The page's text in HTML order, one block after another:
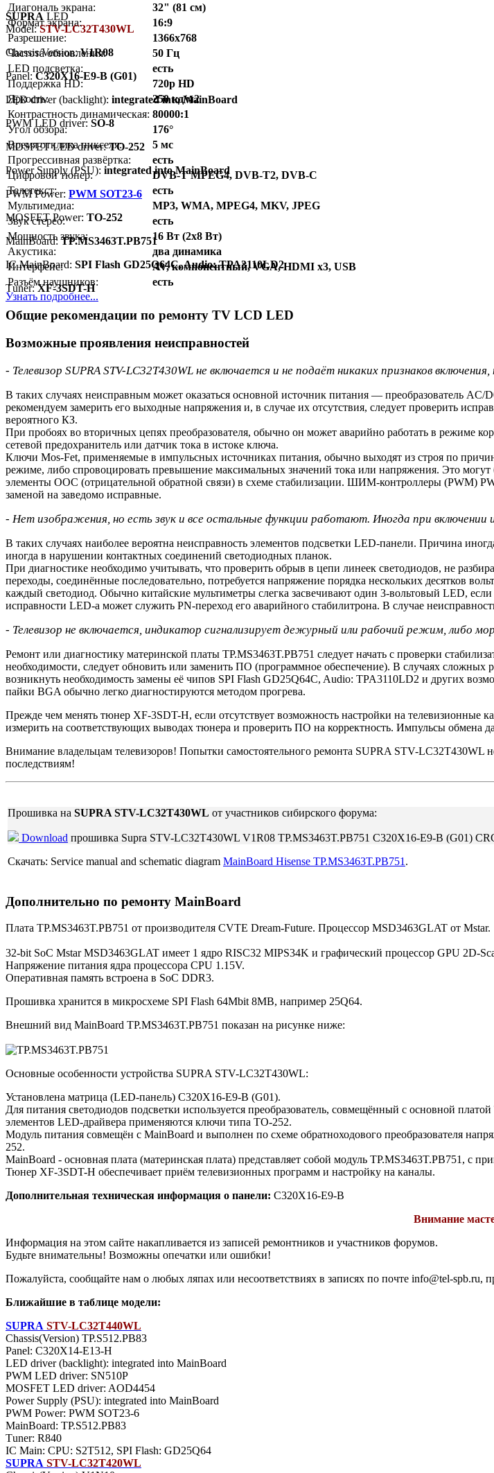
Диагональ экрана:
32" (81 см)
Формат экрана:
16:9
Разрешение:
1366x768
Частота обновления:
50 Гц
LED подсветка:
есть
Поддержка HD:
720p HD
Яркость:
250 кд/м2
Контрастность динамическая: 80000:1
Угол обзора:
176°
Время отклика пикселя:
5 мс
Прогрессивная развёртка:
есть
Цифровой тюнер:
DVB-T MPEG4, DVB-T2, DVB-C
Телетекст:
есть
Мультимедиа:
MP3, WMA, MPEG4, MKV, JPEG
Звук стерео:
есть
Мощность звука:
16 Вт (2x8 Вт)
Акустика:
два динамика
Интерфейс:
AV, компонентный, VGA, HDMI x3, USB
Разъём наушников:
есть
Узнать подробнее...
SUPRA LED
Model:STV-LC32T430WL
Chassis/Version:V1R08
Panel:C320X16-E9-B (G01)
LED driver (backlight): integrated into MainBoard
PWM LED driver: SO-8
MOSFET LED driver:TO-252
Power Supply (PSU): integrated into MainBoard
PWM Power: PWM SOT23-6
MOSFET Power: TO-252
MainBoard:TP.MS3463T.PB751
IC MainBoard: SPI Flash GD25Q64C, Audio: TPA3110LD2
Тuner:XF-3SDT-H
Общие рекомендации по ремонту TV LCD LED
Возможные проявления неисправностей
- Телевизор SUPRA STV-LC32T430WL не включается и не подаёт никаких признаков
В таких случаях неисправным может оказаться основной источник питания — преобразователь
рекомендуем замерить его выходные напряжения и, в случае их отсутствия, следует проверить
вероятного КЗ.
При пробоях во вторичных цепях преобразователя, обычно он может аварийно работать в режиме
сетевой предохранитель или датчик тока в истоке ключа.
Ключи Mos-Fet, применяемые в импульсных источниках питания, обычно выходят из строя по
режиме, либо спровоцировать превышение максимальных значений тока или напряжения. Это
элементы ООС (отрицательной обратной связи) в схеме стабилизации. ШИМ-контроллеры (PWM)
заменой на заведомо исправные.
- Нет изображения, но есть звук и все остальные функции работают. Иногда при включении
В таких случаях наиболее вероятна неисправность элементов подсветки LED-панели. Причина
иногда в нарушении контактных соединений светодиодных планок.
При диагностике необходимо учитывать, что проверить обрыв в цепи линеек светодиодов, не
переходы, соединённые последовательно, потребуется напряжение порядка нескольких десятков
каждый светодиод. Обычно китайские мультиметры слегка засвечивают один 3-вольтовый LED,
исправности LED-а может служить PN-переход его аварийного стабилитрона. В случае
- Телевизор не включается, индикатор сигнализирует дежурный или рабочий режим, либо
Ремонт или диагностику материнской платы TP.MS3463T.PB751 следует начать с проверки
необходимости, следует обновить или заменить ПО (программное обеспечение). В случаях
возникнуть необходимость замены её чипов SPI Flash GD25Q64C, Audio: TPA3110LD2 и других
пайки BGA обычно легко диагностируются методом прогрева.
Прежде чем менять тюнер XF-3SDT-H, если отсутствует возможность настройки на
измерить на соответствующих выводах тюнера и проверить ПО на корректность. Импульсы
Внимание владельцам телевизоров! Попытки самостоятельного ремонта SUPRA STV-LC32T430WL
последствиям!
Прошивка на SUPRA STV-LC32T430WL от участников сибирского форума:
Download прошивка Supra STV-LC32T430WL V1R08 TP.MS3463T.PB751 C320X16-E9-B (G01)
Скачать: Service manual and schematic diagram MainBoard Hisense TP.MS3463T.PB751 .
Дополнительно по ремонту MainBoard
Плата TP.MS3463T.PB751 от производителя CVTE Dream-Future. Процессор MSD3463GLAT от Mstar.
32-bit SoC Mstar MSD3463GLAT имеет 1 ядро RISC32 MIPS34K и графический процессор GPU 2D-
Напряжение питания ядра процессора CPU 1.15V.
Оперативная память встроена в SoC DDR3.
Прошивка хранится в микросхеме SPI Flash 64Mbit 8MB, например 25Q64.
Внешний вид MainBoard TP.MS3463T.PB751 показан на рисунке ниже:
Основные особенности устройства SUPRA STV-LC32T430WL:
Установлена матрица (LED-панель) C320X16-E9-B (G01).
Для питания светодиодов подсветки используется преобразователь, совмещённый с основной
элементов LED-драйвера применяются ключи типа TO-252.
Модуль питания совмещён с MainBoard и выполнен по схеме обратноходового преобразователя
252.
MainBoard - основная плата (материнская плата) представляет собой модуль TP.MS3463T.PB751, с
Тюнер XF-3SDT-H обеспечивает приём телевизионных программ и настройку на каналы.
Дополнительная техническая информация о панели: C320X16-E9-B
Внимание
Информация на этом сайте накапливается из записей ремонтников и участников форумов.
Будьте внимательны! Возможны опечатки или ошибки!
Пожалуйста, сообщайте нам о любых ляпах или несоответствиях в записях по почте info@tel-
Ближайшие в таблице модели:
SUPRA STV-LC32T440WL
Chassis(Version) TP.S512.PB83
Panel: C320X14-E13-H
LED driver (backlight): integrated into MainBoard
PWM LED driver: SN510P
MOSFET LED driver: AOD4454
Power Supply (PSU): integrated into MainBoard
PWM Power: PWM SOT23-6
MainBoard: TP.S512.PB83
Тuner: R840
IC Main: CPU: S2T512, SPI Flash: GD25Q64
SUPRA STV-LC32T420WL